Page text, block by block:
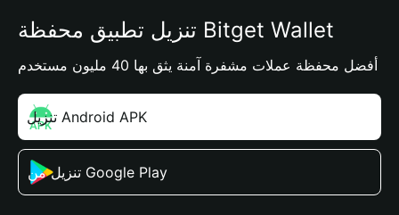
تنزيل تطبيق محفظة Bitget Wallet
أفضل محفظة عملات مشفرة آمنة يثق بها 40 مليون مستخدم
تنزيل Android APK
تنزيل من Google Play